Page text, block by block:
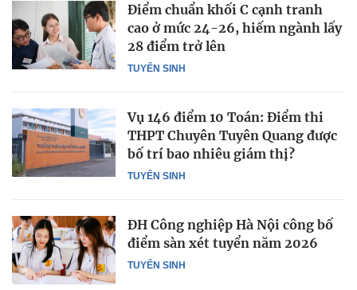
TUYỂN SINH
Điểm chuẩn khối C cạnh tranh
cao ở mức 24-26, hiếm ngành lấy
28 điểm trở lên
TUYỂN SINH
Vụ 146 điểm 10 Toán: Điểm thi
THPT Chuyên Tuyên Quang được
bố trí bao nhiêu giám thị?
TUYỂN SINH
ĐH Công nghiệp Hà Nội công bố
điểm sàn xét tuyển năm 2026